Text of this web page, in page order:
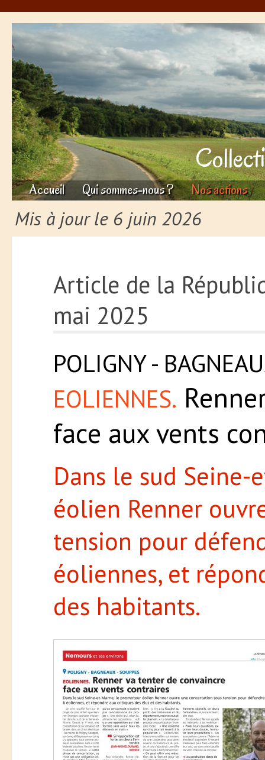
Accueil Qui sommes-nous ? Nos actions
Mis à jour le 6 juin 2026
Article de la
mai 2025
POLIGNY -
EOLIENNES.
face aux vents
Dans le sud
éolien Renner
tension pour
éoliennes, et
des habitants.